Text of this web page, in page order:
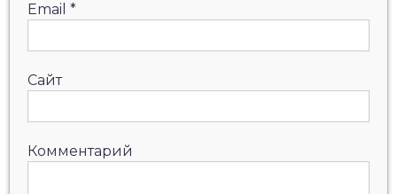
Email *
Сайт
Комментарий